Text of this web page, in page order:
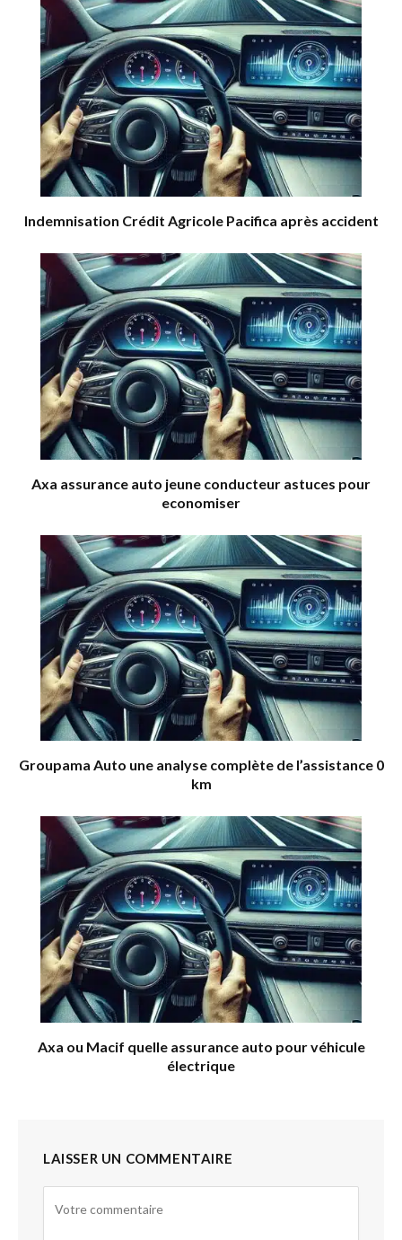
Indemnisation Crédit Agricole Pacifica après accident
Axa assurance auto jeune conducteur astuces pour
economiser
Groupama Auto une analyse complète de l’assistance 0
km
Axa ou Macif quelle assurance auto pour véhicule
électrique
LAISSER UN COMMENTAIRE